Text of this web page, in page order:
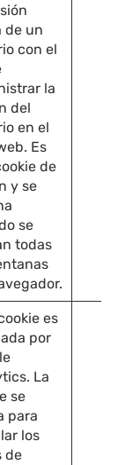
de un
con el
la
del
en el
Es
de
y se
se
todas
es
por
La
se
para
los
de